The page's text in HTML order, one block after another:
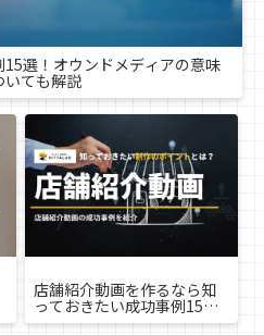
選！オウンドメディアの意味
いても解説
店舗紹介動画を作るなら知
っておきたい成功事例15
選！制作のポイントを解説